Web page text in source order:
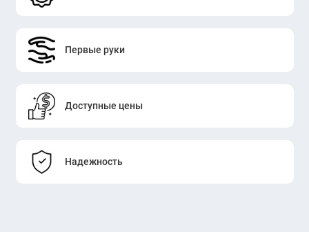
Первые руки
Доступные цены
Надежность